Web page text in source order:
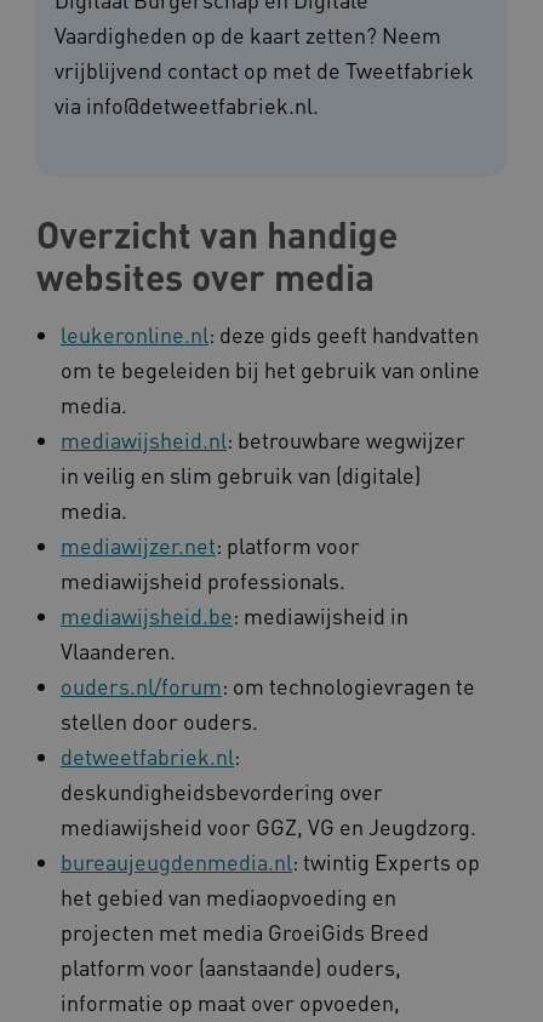
Vaardigheden op de kaart zetten? Neem
vrijblijvend contact op met de Tweetfabriek
via info@detweetfabriek.nl.
Overzicht van handige
websites over media
leukeronline.nl: deze gids geeft handvatten
om te begeleiden bij het gebruik van online
media.
mediawijsheid.nl: betrouwbare wegwijzer
in veilig en slim gebruik van (digitale)
media.
mediawijzer.net: platform voor
mediawijsheid professionals.
mediawijsheid.be: mediawijsheid in
Vlaanderen.
ouders.nl/forum: om technologievragen te
stellen door ouders.
detweetfabriek.nl:
deskundigheidsbevordering over
mediawijsheid voor GGZ, VG en Jeugdzorg.
bureaujeugdenmedia.nl: twintig Experts op
het gebied van mediaopvoeding en
projecten met media GroeiGids Breed
platform voor (aanstaande) ouders,
informatie op maat over opvoeden,